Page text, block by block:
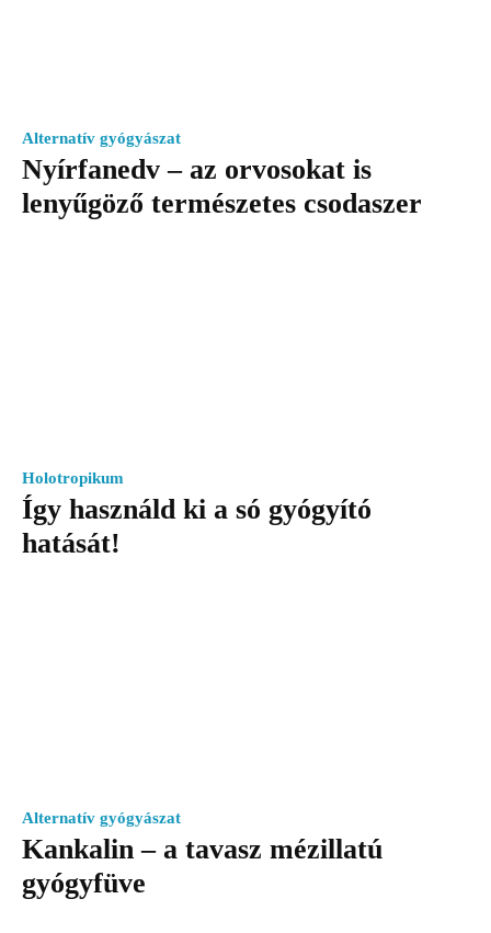
Alternatív gyógyászat
Nyírfanedv – az orvosokat is
lenyűgöző természetes csodaszer
Holotropikum
Így használd ki a só gyógyító
hatását!
Alternatív gyógyászat
Kankalin – a tavasz mézillatú
gyógyfüve